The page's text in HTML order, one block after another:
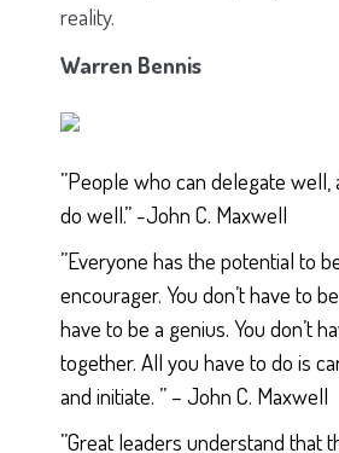
reality.
Warren Bennis
”People who can delegate
do well.” -John C. Maxwell
”Everyone has the potential to
encourager. You don’t have to
have to be a genius. You don’t
together. All you have to do is
and initiate. ” – John C. Maxwell
”Great leaders understand that